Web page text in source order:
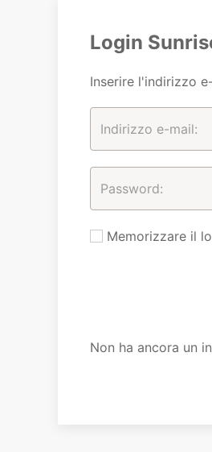
Login
Inserire l'indirizzo
Memorizzare il
Non ha ancora un